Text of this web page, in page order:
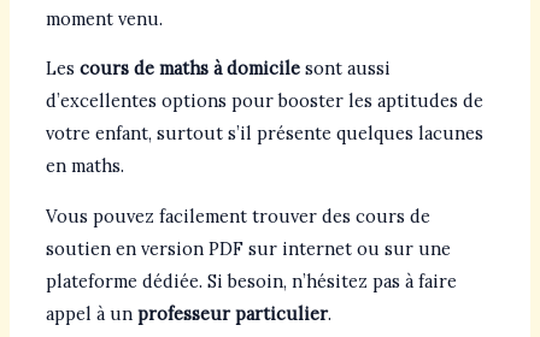
moment venu.
Les cours de maths à domicilesont aussi
d’excellentes options pour booster les aptitudes de
votre enfant, surtout s’il présente quelques lacunes
en maths.
Vous pouvez facilement trouver des cours de
soutien en version PDF sur internet ou sur une
plateforme dédiée. Si besoin, n’hésitez pas à faire
appel à un professeur particulier.